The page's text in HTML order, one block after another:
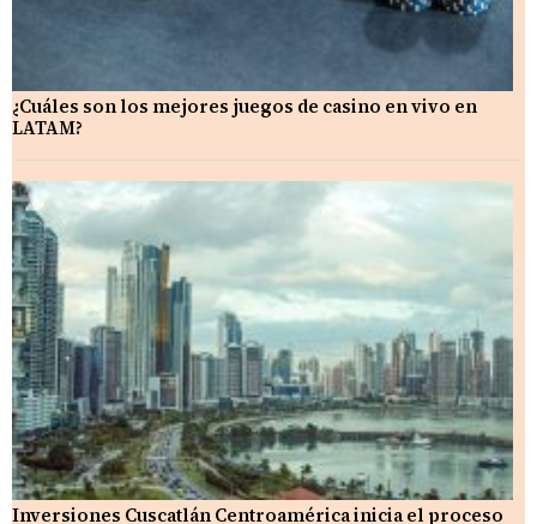
¿Cuáles son los mejores juegos de casino en vivo en
LATAM?
Inversiones Cuscatlán Centroamérica inicia el proceso